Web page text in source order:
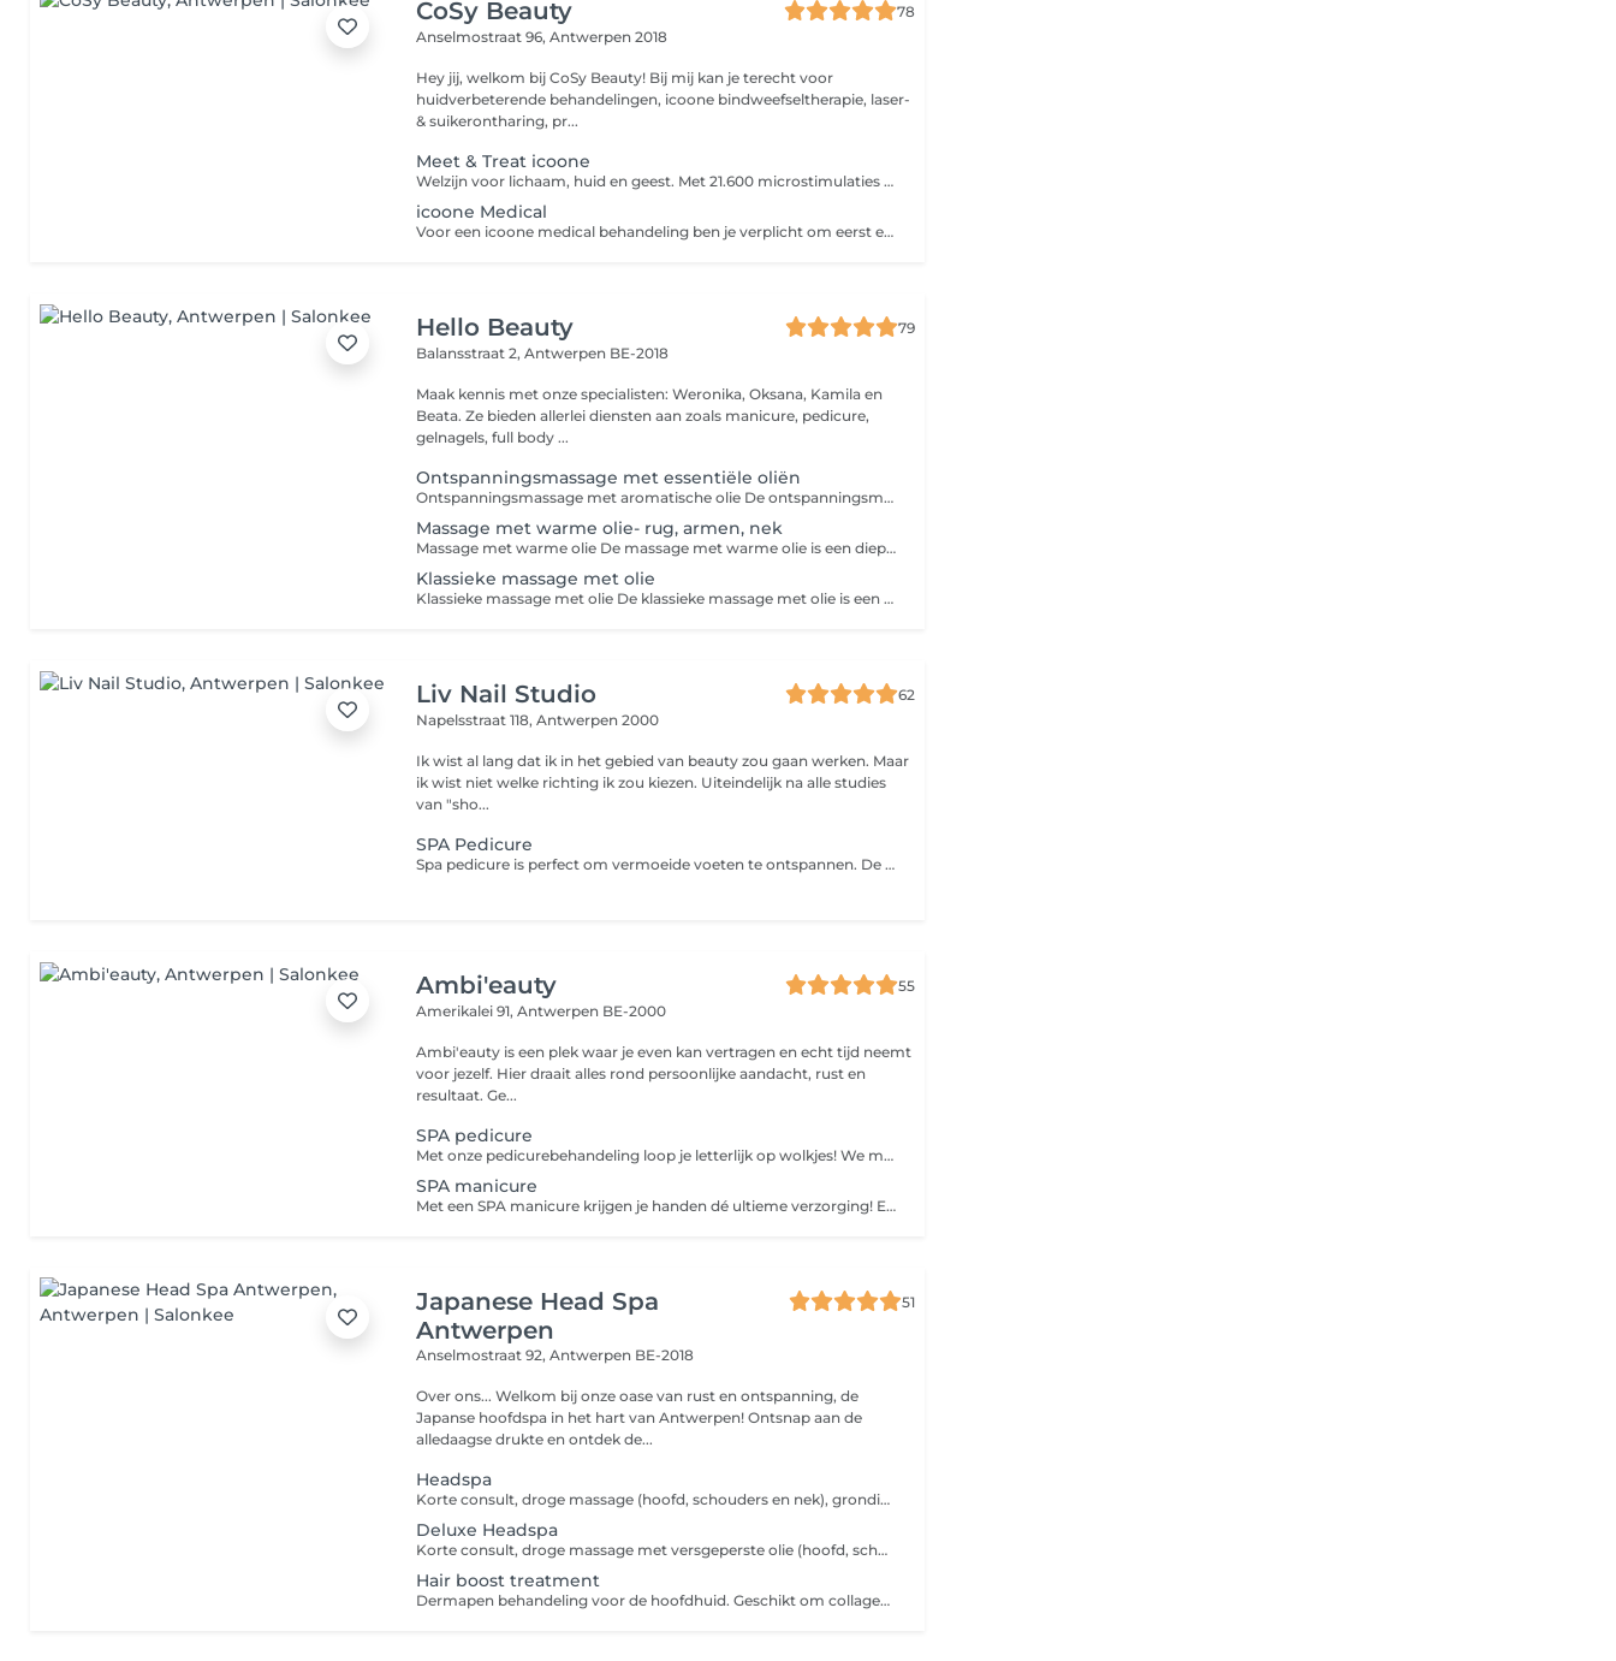
CoSy Beauty
78
Anselmostraat 96,Antwerpen 2018
Hey jij, welkom bij CoSy Beauty! Bij mij kan je terecht voor
huidverbeterende behandelingen, icoone bindweefseltherapie, laser-
& suikerontharing, pr...
Meet & Treat icoone
Welzijn voor lichaam, huid en geest. Met 21.600 microstimulaties per minuut maakt icoone® het mogelijk om verschillende soorten huidoneffenheden te behandelen. Of het nu gaat over huidverslapping, littekens, cellulite, oedeem, ... door te draineren, te verstevigen en te contouren in combinatie met LED en LASER kan icoone® ze allemaal aan! Bij elke icoone body behandeling wordt eerst het hele lichaam geactiveerd en gedraineerd en nadien wordt er op 1 tot max 3 focus zones gewerkt. Een focus zone kan zijn: binnen dijen, heupen, billen, love handles, buik, bovenarmen, ...
icoone Medical
Voor een icoone medical behandeling ben je verplicht om eerst een gratis intake gesprek te boeken.
Hello Beauty
79
Balansstraat 2,Antwerpen BE-2018
Maak kennis met onze specialisten: Weronika, Oksana, Kamila en
Beata. Ze bieden allerlei diensten aan zoals manicure, pedicure,
gelnagels, full body ...
Ontspanningsmassage met essentiële oliën
Ontspanningsmassage met aromatische olie De ontspanningsmassage met aromatische olie is een zachte, kalmerende behandeling die volledig gericht is op het tot rust brengen van lichaam en geest. Met behulp van warme, geurende oliën worden langzame, vloeiende bewegingen uitgevoerd die helpen bij het loslaten van stress, spanning en vermoeidheid. De combinatie van rustgevende aanrakingen en de werking van essentiële oliën zorgt voor een diepe staat van ontspanning. De huid wordt gevoed, de spieren versoepeld en het zenuwstelsel tot rust gebracht. Deze massage is ideaal voor wie behoefte heeft aan herstel, innerlijke balans en een moment van pure verwennerij. Na de behandeling voel je je lichter, rustiger en weer helemaal in contact met jezelf.
Massage met warme olie- rug, armen, nek
Massage met warme olie De massage met warme olie is een diepe, weldadige en ontspannende ervaring die zowel het lichaam als de geest tot rust brengt. Tijdens deze behandeling wordt warme, geurende olie langzaam over het lichaam gegoten en met zachte, ritmische bewegingen ingemasseerd. De warmte van de olie dringt diep door in de spieren en helpt spanningen los te laten, stimuleert de doorbloeding en bevordert het natuurlijke herstelproces van het lichaam. De combinatie van warmte, aanraking en geur zorgt voor een gevoel van geborgenheid, ontspanning en totale rust. Deze massage is ideaal voor mensen die last hebben van stress, spiervermoeidheid of gewoon willen genieten van een verwarmend moment voor zichzelf.
Klassieke massage met olie
Klassieke massage met olie De klassieke massage met olie is een ontspannende en therapeutische behandeling die gericht is op het versoepelen van spieren, het verbeteren van de doorbloeding en het verlichten van spanning in het lichaam. Tijdens deze massage worden vloeiende, ritmische bewegingen uitgevoerd in combinatie met verwarmde massageolie, wat zorgt voor een aangename en rustgevende ervaring. De olie maakt de huid soepel en zorgt ervoor dat de handen moeiteloos over het lichaam glijden. Afhankelijk van de behoefte kan de massage zowel zacht en kalmerend als dieper en intensiever zijn bijvoorbeeld bij gespannen spieren of pijnlijke gebieden. Deze massage bevordert niet alleen lichamelijke ontspanning, maar helpt ook om het hoofd tot rust te brengen. Het is een ideale keuze voor wie op zoek is naar herstel, balans en een moment van pure ontspanning.
Liv Nail Studio
62
Napelsstraat 118,Antwerpen 2000
Ik wist al lang dat ik in het gebied van beauty zou gaan werken. Maar
ik wist niet welke richting ik zou kiezen. Uiteindelijk na alle studies
van "sho...
SPA Pedicure
Spa pedicure is perfect om vermoeide voeten te ontspannen. De voeten worden gedesinfecteerd. Teennagels verkort, een vorm wordt gegeven. Voetverzorging uitgevoerd. Voeten scrub, voeten masker. Mini voetmassage. Voet crème aangebracht.
Ambi'eauty
55
Amerikalei 91,Antwerpen BE-2000
Ambi'eauty is een plek waar je even kan vertragen en echt tijd neemt
voor jezelf. Hier draait alles rond persoonlijke aandacht, rust en
resultaat. Ge...
SPA pedicure
Met onze pedicurebehandeling loop je letterlijk op wolkjes! We maken je voeten en teennagels mooi, verwijderen eelt en doen er alles aan om pijnlijke voeten te voorkomen. Kloven? Die verzorgen we niet alleen, we verlichten ook de pijn! Last van eeltpitten of schimmelnagels? Ook daar hebben wij dé perfecte behandeling voor. Ambi'eauty werkt met een natfees, wat een groter comfort biedt. Door de koeling van de spray is er geen verhitting en kan de huid niet verbranden. De Ambi'eauty SPA omvat, naast een pedicure, ook een voetmassage, een voetscrub en een voetmasker. Van ME-time gesproken!
SPA manicure
Met een SPA manicure krijgen je handen dé ultieme verzorging! Eerst behandelen we uiteraard de nagelriemen, verwijderen we overtollige velletjes en vijlen we je nagels bij. Daarna krijg je nog een diep reinigende handscrub, een verzorgend handmasker en een paraffine-bad om de doorbloeding te stimuleren. Ideaal tegen droge handen! Als afsluiter geniet je nog van een heerlijk ontspannende handmassage.
Japanese Head Spa
Antwerpen
51
Anselmostraat 92,Antwerpen BE-2018
Over ons... Welkom bij onze oase van rust en ontspanning, de
Japanse hoofdspa in het hart van Antwerpen! Ontsnap aan de
alledaagse drukte en ontdek de...
Headspa
Korte consult, droge massage (hoofd, schouders en nek), grondige reiniging van de hoofdhuid met stoom (2x shampoo zonder parabenen en sulfaten), conditioner, massage hoofdhuid en nek, droog föhnen van de haren met toevoeging van leave in conditioner.
Deluxe Headspa
Korte consult, droge massage met versgeperste olie (hoofd, schouders en nek), grondige reiniging van de hoofdhuid (2x shampoo zonder parabenen en sulfaten), massage hoofdhuid en nek, gezichtsreiniger + gezichtsmasker, masker en conditioner afhankelijk van de noden van uw haar (met stoom), droog föhnen van de haren met toevoeging van leave in conditioner en we sluiten af met een dagcreme.
Hair boost treatment
Dermapen behandeling voor de hoofdhuid. Geschikt om collageenproductie te stimuleren, verbeterde bloedcirculatie en vermindering van haaruitval.